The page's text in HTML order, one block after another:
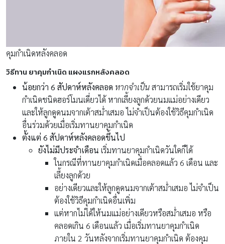
คุมกำเนิดหลังคลอด
วิธีทาน ยาคุมกำเนิด แผงแรกหลังคลอด
น้อยกว่า 6 สัปดาห์หลังคลอด หากจำเป็นสามารถเริ่มใช้ยาคุม
กำเนิดชนิดฮอร์โมนเดี่ยวได้ หากเลี้ยงลูกด้วยนมแม่อย่างเดียว
และให้ลูกดูดนมจากเต้าสม่ำเสมอ ไม่จำเป็นต้องใช้วิธีคุมกำเนิด
อื่นร่วมด้วยเมื่อเริ่มทานยาคุมกำเนิด
ตั้งแต่ 6 สัปดาห์หลังคลอดขึ้นไป
ยังไม่มีประจำเดือน เริ่มทานยาคุมกำเนิดวันใดก็ได้
ในกรณีที่ทานยาคุมกำเนิดเมื่อคลอดแล้ว 6 เดือน และ
เลี้ยงลูกด้วย
อย่างเดียวและให้ลูกดูดนมจากเต้าสม่ำเสมอ ไม่จำเป็น
ต้องใช้วิธีคุมกำเนิดอื่นเพิ่ม
แต่หากไม่ได้ให้นมแม่อย่างเดียวหรือสม่ำเสมอ หรือ
คลอดเกิน 6 เดือนแล้ว เมื่อเริ่มทานยาคุมกำเนิด
ภายใน 2 วันหลังจากเริ่มทานยาคุมกำเนิด ต้องคุม